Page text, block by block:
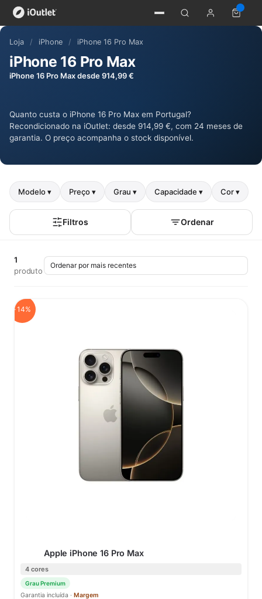
Loja / iPhone / iPhone 16 Pro Max
iPhone 16 Pro Max
iPhone 16 Pro Max desde 914,99 €
Quanto custa o iPhone 16 Pro Max em Portugal?
Recondicionado na iOutlet: desde 914,99 €, com 24 meses de
garantia. O preço acompanha o stock disponível.
Modelo ▾ Preço ▾ Grau ▾ Capacidade ▾ Cor ▾
Filtros Ordenar
1
produto
-14%
Apple iPhone 16 Pro Max
4 cores
Grau Premium
Garantia incluída · Margem